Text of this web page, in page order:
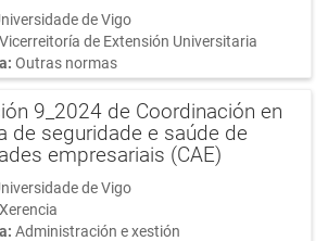
de Vigo
Vicerreitoría de Extensión Universitaria
Outras normas
9_2024 de Coordinación en
de seguridade e saúde de
empresariais (CAE)
de Vigo
Xerencia
Administración e xestión